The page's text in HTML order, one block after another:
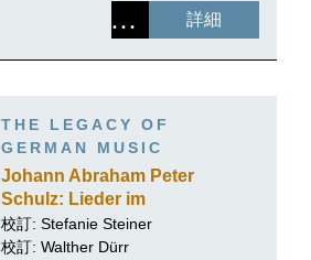
詳細
THE LEGACY OF
GERMAN MUSIC
Johann Abraham Peter
Schulz: Lieder im
Volkston
校訂: Stefanie Steiner
校訂: Walther Dürr